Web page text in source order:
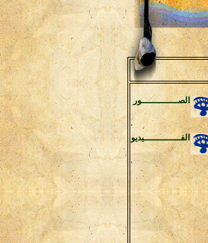
الصـــــــــــــور
الفـــــــــــــيديو